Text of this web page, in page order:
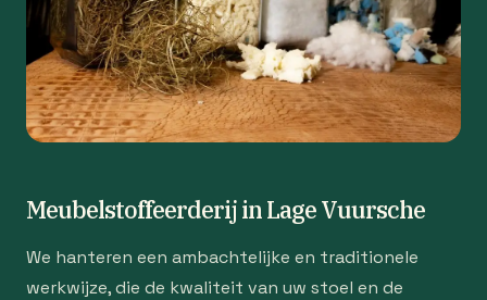
Meubelstoffeerderij in Lage Vuursche
We hanteren een ambachtelijke en traditionele
werkwijze, die de kwaliteit van uw stoel en de